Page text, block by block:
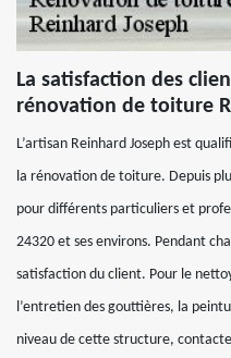
La satisfaction des
rénovation de toiture
L’artisan Reinhard Joseph est
la rénovation de toiture. Depuis
pour différents particuliers et
24320 et ses environs. Pendant
satisfaction du client. Pour le
l’entretien des gouttières, la
niveau de cette structure,